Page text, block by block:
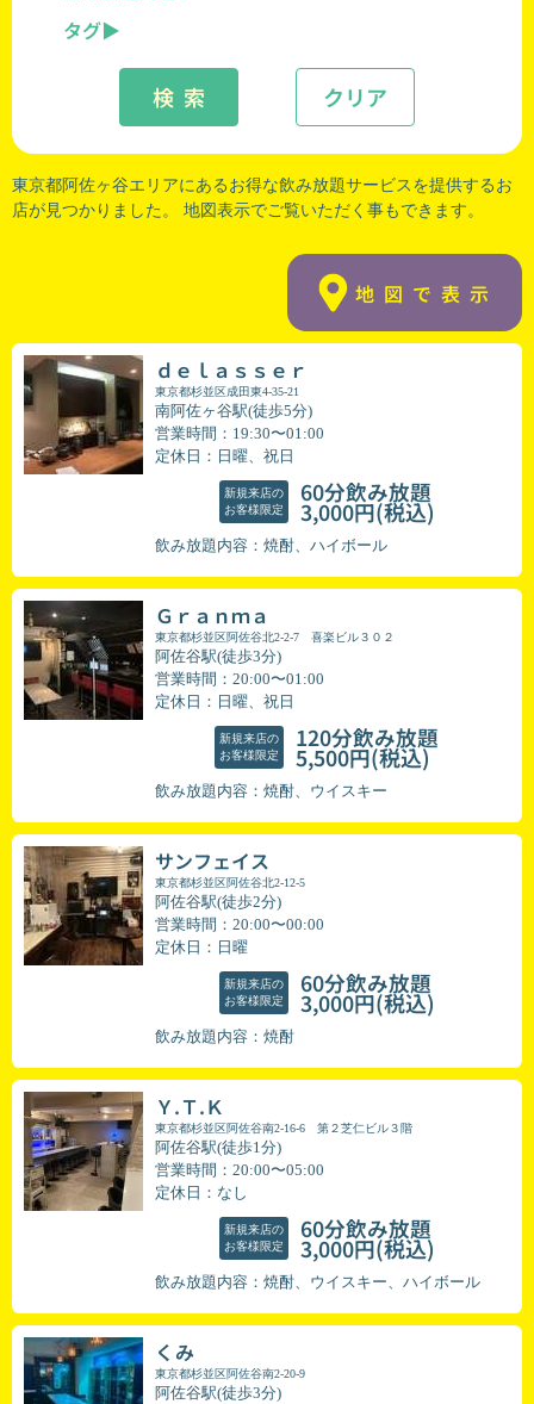
タグ
クリア
検 索
東京都阿佐ヶ谷エリアにあるお得な飲み放題サービスを提供するお
店が見つかりました。 地図表示でご覧いただく事もできます。
地図で表示
ｄｅｌａｓｓｅｒ
東京都杉並区成田東4-35-21
南阿佐ヶ谷駅(徒歩5分)
営業時間：19:30〜01:00
定休日：日曜、祝日
新規来店の
お客様限定
60分飲み放題
3,000円(税込)
飲み放題内容：焼酎、ハイボール
Ｇｒａｎｍａ
東京都杉並区阿佐谷北2-2-7 喜楽ビル３０２
阿佐谷駅(徒歩3分)
営業時間：20:00〜01:00
定休日：日曜、祝日
新規来店の
お客様限定
120分飲み放題
5,500円(税込)
飲み放題内容：焼酎、ウイスキー
サンフェイス
東京都杉並区阿佐谷北2-12-5
阿佐谷駅(徒歩2分)
営業時間：20:00〜00:00
定休日：日曜
新規来店の
お客様限定
60分飲み放題
3,000円(税込)
飲み放題内容：焼酎
Ｙ.Ｔ.Ｋ
東京都杉並区阿佐谷南2-16-6 第２芝仁ビル３階
阿佐谷駅(徒歩1分)
営業時間：20:00〜05:00
定休日：なし
新規来店の
お客様限定
60分飲み放題
3,000円(税込)
飲み放題内容：焼酎、ウイスキー、ハイボール
くみ
東京都杉並区阿佐谷南2-20-9
阿佐谷駅(徒歩3分)